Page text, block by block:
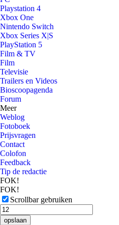
Playstation 4
Xbox One
Nintendo Switch
Xbox Series X|S
PlayStation 5
Film & TV
Film
Televisie
Trailers en Videos
Bioscoopagenda
Forum
Meer
Weblog
Fotoboek
Prijsvragen
Contact
Colofon
Feedback
Tip de redactie
FOK!
FOK!
Scrollbar gebruiken
opslaan